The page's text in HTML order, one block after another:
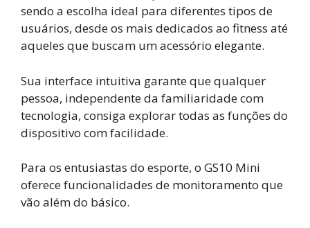
sendo a escolha ideal para diferentes tipos de
usuários, desde os mais dedicados ao fitness até
aqueles que buscam um acessório elegante.
Sua interface intuitiva garante que qualquer
pessoa, independente da familiaridade com
tecnologia, consiga explorar todas as funções do
dispositivo com facilidade.
Para os entusiastas do esporte, o GS10 Mini
oferece funcionalidades de monitoramento que
vão além do básico.